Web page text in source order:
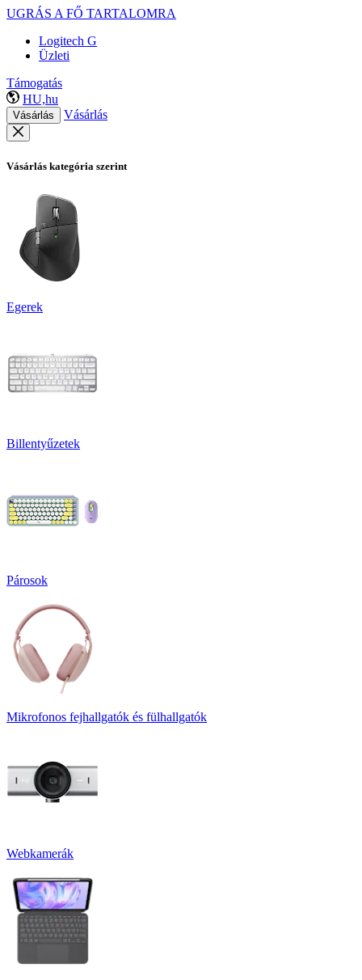
UGRÁS A FŐ TARTALOMRA
Logitech G
Üzleti
Támogatás
HU,hu
Vásárlás Vásárlás
Vásárlás kategória szerint
Egerek
Billentyűzetek
Párosok
Mikrofonos fejhallgatók és fülhallgatók
Webkamerák